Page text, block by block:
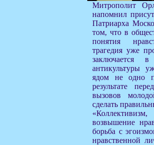
Митрополит
напомнил
Патриарха
том, что в
понятия
трагедия уже
антикультуры
ядом не одно
результате
вызовов
сделать
возвышение
борьба с
нравственной